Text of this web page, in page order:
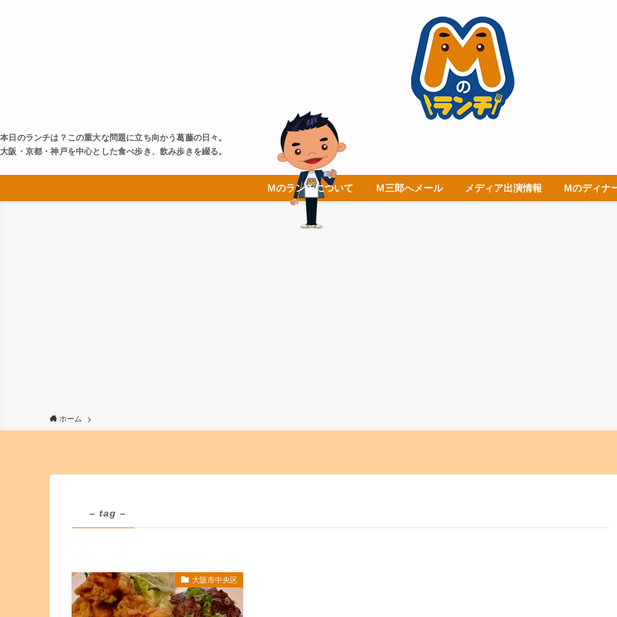
本日のランチは？この重大な問題に立ち向かう葛藤の日々。
大阪・京都・神戸を中心とした食べ歩き、飲み歩きを綴る。
Ｍのランチについて Ｍ三郎へメール メディア出演情報 Mのディナ
ホーム
– tag –
大阪市中央区